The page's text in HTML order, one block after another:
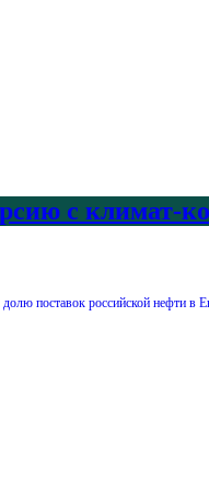
с климат-
поставок российской нефти в